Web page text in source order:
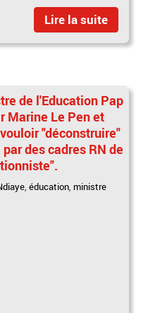
Lire la suite
de l'Education Pap
Marine Le Pen et
"déconstruire"
des cadres RN de
,éducation ministre